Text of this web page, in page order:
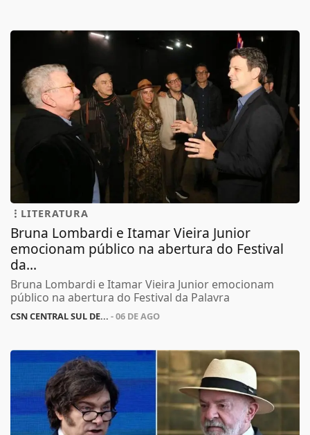
LITERATURA
Bruna Lombardi e Itamar Vieira Junior
emocionam público na abertura do Festival
da...
Bruna Lombardi e Itamar Vieira Junior emocionam
público na abertura do Festival da Palavra
CSN CENTRAL SUL DE... - 06 DE AGO